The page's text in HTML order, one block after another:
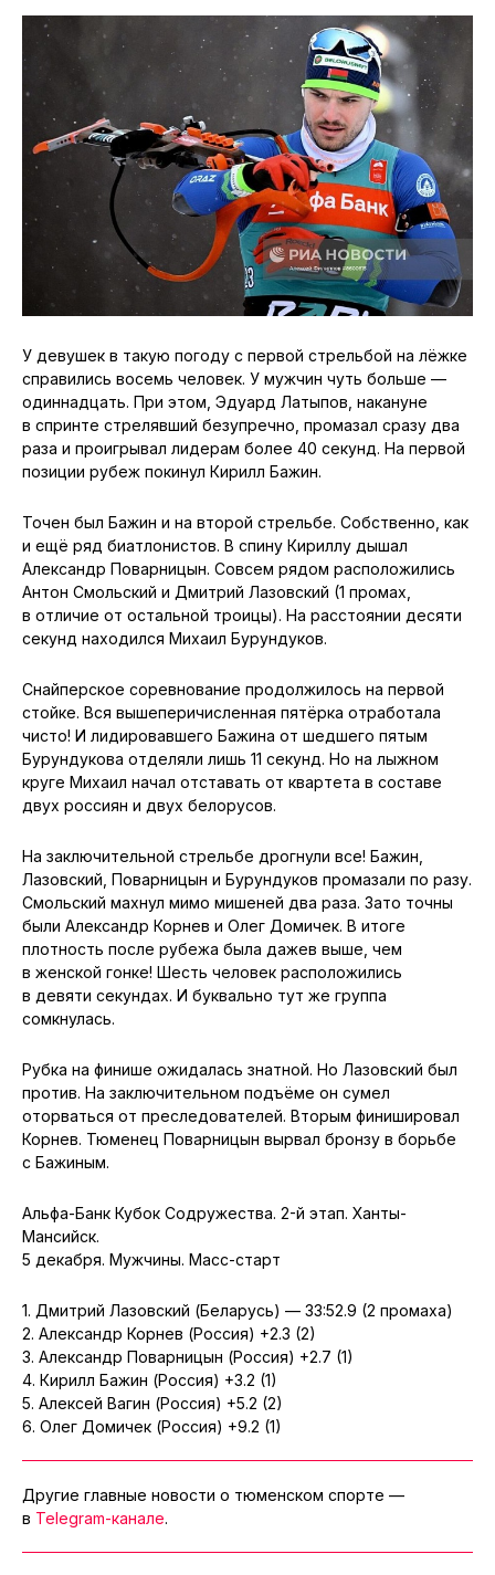
У девушек в такую погоду с первой стрельбой на лёжке
справились восемь человек. У мужчин чуть больше —
одиннадцать. При этом, Эдуард Латыпов, накануне
в спринте стрелявший безупречно, промазал сразу два
раза и проигрывал лидерам более 40 секунд. На первой
позиции рубеж покинул Кирилл Бажин.
Точен был Бажин и на второй стрельбе. Собственно, как
и ещё ряд биатлонистов. В спину Кириллу дышал
Александр Поварницын. Совсем рядом расположились
Антон Смольский и Дмитрий Лазовский (1 промах,
в отличие от остальной троицы). На расстоянии десяти
секунд находился Михаил Бурундуков.
Снайперское соревнование продолжилось на первой
стойке. Вся вышеперичисленная пятёрка отработала
чисто! И лидировавшего Бажина от шедшего пятым
Бурундукова отделяли лишь 11 секунд. Но на лыжном
круге Михаил начал отставать от квартета в составе
двух россиян и двух белорусов.
На заключительной стрельбе дрогнули все! Бажин,
Лазовский, Поварницын и Бурундуков промазали по разу.
Смольский махнул мимо мишеней два раза. Зато точны
были Александр Корнев и Олег Домичек. В итоге
плотность после рубежа была дажев выше, чем
в женской гонке! Шесть человек расположились
в девяти секундах. И буквально тут же группа
сомкнулась.
Рубка на финише ожидалась знатной. Но Лазовский был
против. На заключительном подъёме он сумел
оторваться от преследователей. Вторым финишировал
Корнев. Тюменец Поварницын вырвал бронзу в борьбе
с Бажиным.
Альфа-Банк Кубок Содружества. 2-й этап. Ханты-
Мансийск.
5 декабря. Мужчины. Масс-старт
1. Дмитрий Лазовский (Беларусь) — 33:52.9 (2 промаха)
2. Александр Корнев (Россия) +2.3 (2)
3. Александр Поварницын (Россия) +2.7 (1)
4. Кирилл Бажин (Россия) +3.2 (1)
5. Алексей Вагин (Россия) +5.2 (2)
6. Олег Домичек (Россия) +9.2 (1)
Другие главные новости о тюменском спорте —
в Telegram-канале.